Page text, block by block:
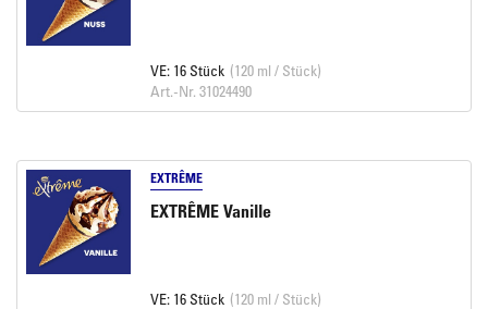
VE: 16 Stück (120 ml / Stück)
Art.-Nr. 31024490
EXTRÊME
EXTRÊME Vanille
VE: 16 Stück (120 ml / Stück)